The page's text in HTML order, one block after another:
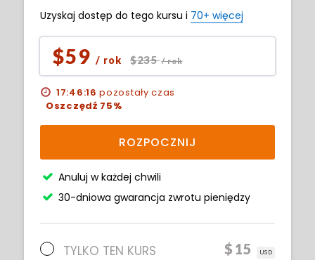
Uzyskaj dostęp do tego kursu i 70+ więcej
$59 / rok $235/ rok
17:46:15 pozostały czas
Oszczędź 75%
ROZPOCZNIJ
Anuluj w każdej chwili
30-dniowa gwarancja zwrotu pieniędzy
TYLKO TEN KURS $15 USD